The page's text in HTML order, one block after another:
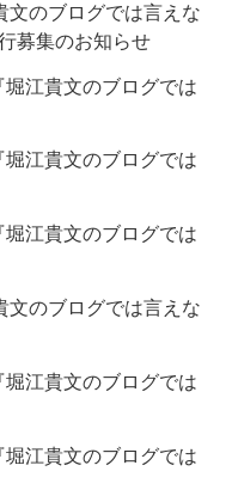
のブログでは言えな
募集のお知らせ
堀江貴文のブログでは
堀江貴文のブログでは
堀江貴文のブログでは
のブログでは言えな
堀江貴文のブログでは
堀江貴文のブログでは